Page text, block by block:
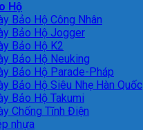
Hộ
Bảo Hộ Công Nhân
Bảo Hộ Jogger
Bảo Hộ K2
Bảo Hộ Neuking
Bảo Hộ Parade-Pháp
Bảo Hộ Siêu Nhẹ Hàn Quốc
Bảo Hộ Takumi
Chống Tĩnh Điện
nhựa